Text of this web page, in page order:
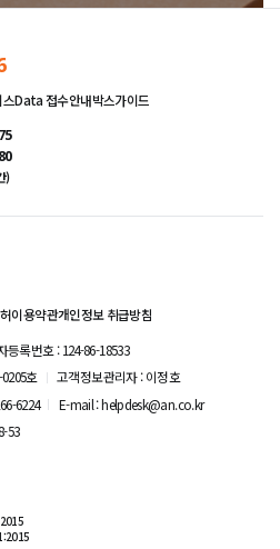
.
스Data 접수안내박스가이드
)
이용약관개인정보 취급방침
등록번호 : 124-86-18533
호
고객정보관리자 : 이정호
6224
E-mail : helpdesk@an.co.kr
53